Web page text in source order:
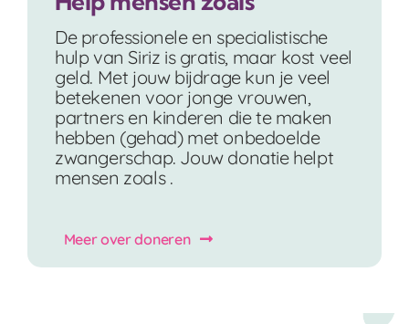
De professionele en specialistische
hulp van Siriz is gratis, maar kost veel
geld. Met jouw bijdrage kun je veel
betekenen voor jonge vrouwen,
partners en kinderen die te maken
hebben (gehad) met onbedoelde
zwangerschap. Jouw donatie helpt
mensen zoals .
Meer over doneren